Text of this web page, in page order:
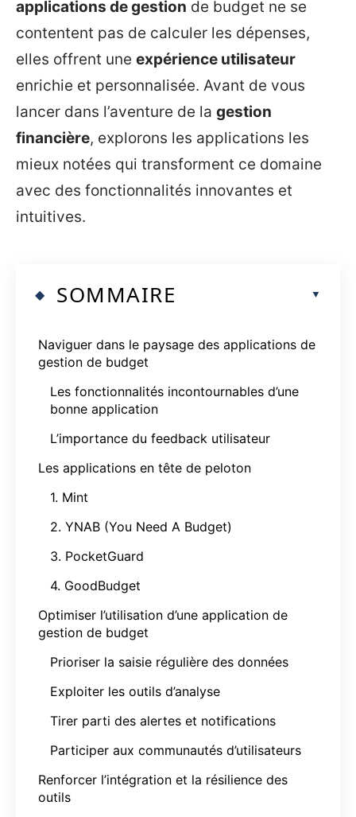
applications de gestion de budget ne se
contentent pas de calculer les dépenses,
elles offrent une expérience utilisateur
enrichie et personnalisée. Avant de vous
lancer dans l’aventure de la gestion
financière, explorons les applications les
mieux notées qui transforment ce domaine
avec des fonctionnalités innovantes et
intuitives.
SOMMAIRE
Naviguer dans le paysage des applications de
gestion de budget
Les fonctionnalités incontournables d’une
bonne application
L’importance du feedback utilisateur
Les applications en tête de peloton
1. Mint
2. YNAB (You Need A Budget)
3. PocketGuard
4. GoodBudget
Optimiser l’utilisation d’une application de
gestion de budget
Prioriser la saisie régulière des données
Exploiter les outils d’analyse
Tirer parti des alertes et notifications
Participer aux communautés d’utilisateurs
Renforcer l’intégration et la résilience des
outils